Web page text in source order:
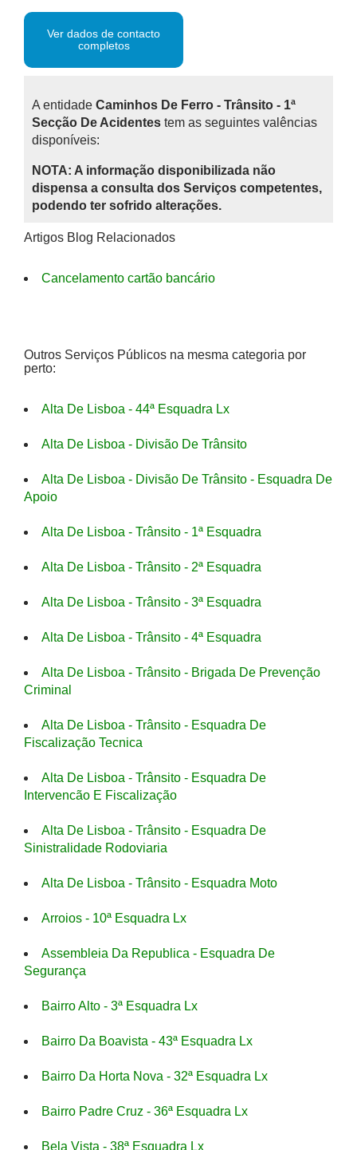
Ver dados de contacto
completos
A entidade Caminhos De Ferro - Trânsito - 1ª
Secção De Acidentes tem as seguintes valências
disponíveis:
NOTA: A informação disponibilizada não
dispensa a consulta dos Serviços competentes,
podendo ter sofrido alterações.
Artigos Blog Relacionados
Cancelamento cartão bancário
Outros Serviços Públicos na mesma categoria por
perto:
Alta De Lisboa - 44ª Esquadra Lx
Alta De Lisboa - Divisão De Trânsito
Alta De Lisboa - Divisão De Trânsito - Esquadra De
Apoio
Alta De Lisboa - Trânsito - 1ª Esquadra
Alta De Lisboa - Trânsito - 2ª Esquadra
Alta De Lisboa - Trânsito - 3ª Esquadra
Alta De Lisboa - Trânsito - 4ª Esquadra
Alta De Lisboa - Trânsito - Brigada De Prevenção
Criminal
Alta De Lisboa - Trânsito - Esquadra De
Fiscalização Tecnica
Alta De Lisboa - Trânsito - Esquadra De
Intervencão E Fiscalização
Alta De Lisboa - Trânsito - Esquadra De
Sinistralidade Rodoviaria
Alta De Lisboa - Trânsito - Esquadra Moto
Arroios - 10ª Esquadra Lx
Assembleia Da Republica - Esquadra De
Segurança
Bairro Alto - 3ª Esquadra Lx
Bairro Da Boavista - 43ª Esquadra Lx
Bairro Da Horta Nova - 32ª Esquadra Lx
Bairro Padre Cruz - 36ª Esquadra Lx
Bela Vista - 38ª Esquadra Lx